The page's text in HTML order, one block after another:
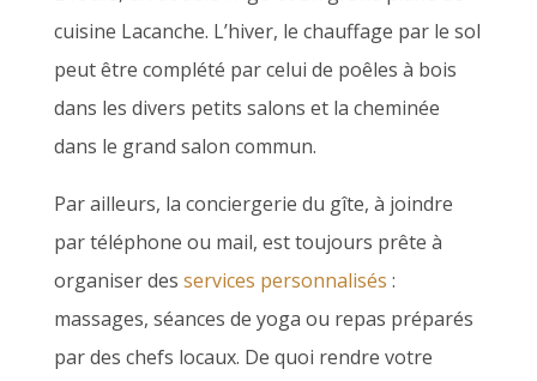
cuisine Lacanche. L’hiver, le chauffage par le sol
peut être complété par celui de poêles à bois
dans les divers petits salons et la cheminée
dans le grand salon commun.
Par ailleurs, la conciergerie du gîte, à joindre
par téléphone ou mail, est toujours prête à
organiser des services personnalisés :
massages, séances de yoga ou repas préparés
par des chefs locaux. De quoi rendre votre